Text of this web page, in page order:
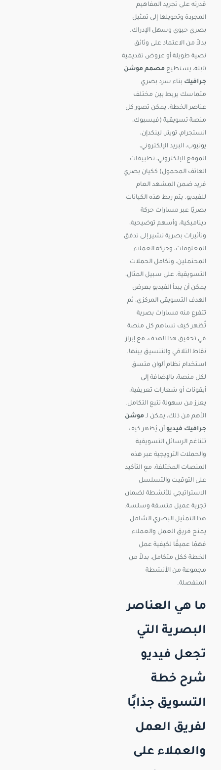
قدرته على تجريد المفاهيم
المجردة وتحويلها إلى تمثيل
بصري حيوي وسهل الإدراك.
بدلاً من الاعتماد على وثائق
نصية طويلة أو عروض تقديمية
ثابتة، يستطيع مصمم موشن
جرافيك بناء سرد بصري
متماسك يربط بين مختلف
عناصر الخطة. يمكن تصور كل
منصة تسويقية (فيسبوك،
انستجرام، تويتر، لينكدإن،
يوتيوب، البريد الإلكتروني،
الموقع الإلكتروني، تطبيقات
الهاتف المحمول) ككيان بصري
فريد ضمن المشهد العام
للفيديو. يتم ربط هذه الكيانات
بصريًا عبر مسارات حركة
ديناميكية، وأسهم توضيحية،
وتأثيرات بصرية تشير إلى تدفق
المعلومات، وحركة العملاء
المحتملين، وتكامل الحملات
التسويقية. على سبيل المثال،
يمكن أن يبدأ الفيديو بعرض
الهدف التسويقي المركزي، ثم
تتفرع منه مسارات بصرية
تُظهر كيف تساهم كل منصة
في تحقيق هذا الهدف، مع إبراز
نقاط التلاقي والتنسيق بينها.
استخدام نظام ألوان متسق
لكل منصة، بالإضافة إلى
أيقونات أو شعارات تعريفية،
يعزز من سهولة تتبع التكامل.
الأهم من ذلك، يمكن لـ موشن
جرافيك فيديو أن يُظهر كيف
تتناغم الرسائل التسويقية
والحملات الترويجية عبر هذه
المنصات المختلفة، مع التأكيد
على التوقيت والتسلسل
الاستراتيجي للأنشطة لضمان
تجربة عميل متسقة وسلسة.
هذا التمثيل البصري الشامل
يمنح فريق العمل والعملاء
فهمًا عميقًا لكيفية عمل
الخطة ككل متكامل، بدلاً من
مجموعة من الأنشطة
المنفصلة.
ما هي العناصر
البصرية التي
تجعل فيديو
شرح خطة
التسويق جذابًا
لفريق العمل
والعملاء على